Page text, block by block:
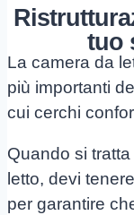
tuo
La camera da
più importanti
cui cerchi
Quando si
letto, devi
per garantire